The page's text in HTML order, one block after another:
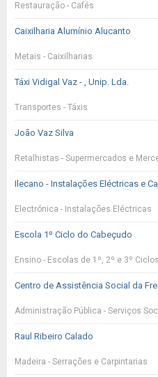
Restauração - Cafés
Caixilharia Alumínio Alucanto
Metais - Caixilharias
Táxi Vidigal Vaz - , Unip. Lda.
Transportes - Táxis
João Vaz Silva
Retalhistas - Supermercados e
Ilecano - Instalações Eléctricas e
Electrónica - Instalações Eléctricas
Escola 1º Ciclo do Cabeçudo
Ensino - Escolas de 1º, 2º e 3º Ciclos
Centro de Assistência Social da
Administração Pública - Serviços
Raul Ribeiro Calado
Madeira - Serrações e Carpintarias